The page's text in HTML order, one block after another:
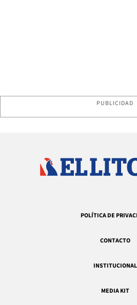
PUBLICIDAD
POLÍTICA DE
CONTACTO
INSTITUCIONAL
MEDIA KIT